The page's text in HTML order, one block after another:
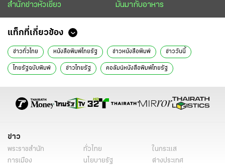
สำนักข่าวหัวเขียว มันมากับอาหาร
แท็กที่เกี่ยวข้อง
ข่าวทั่วไทย หนังสือพิมพ์ไทยรัฐ ข่าวหนังสือพิมพ์ ข่าววันนี้
ไทยรัฐฉบับพิมพ์ ข่าวไทยรัฐ คอลัมน์หนังสือพิมพ์ไทยรัฐ
ต้นกล้า กีฬาแกร่ง ส่องตำรวจ สหบาท
ข่าว
พระราชสำนัก ทั่วไทย
ในกระแส
การเมือง
นโยบายรัฐ
ต่างประเทศ